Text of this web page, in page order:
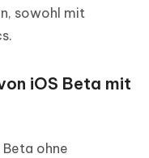
sowohl mit
iOS Beta mit
Beta ohne